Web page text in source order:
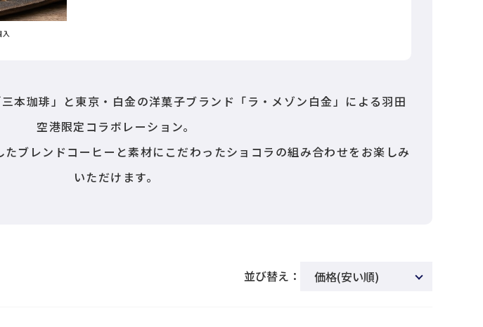
入
本珈琲」と東京・白金の洋菓子ブランド「ラ・メゾン白金」による羽田
空港限定コラボレーション。
ブレンドコーヒーと素材にこだわったショコラの組み合わせをお楽しみ
いただけます。
並び替え：
価格(安い順)